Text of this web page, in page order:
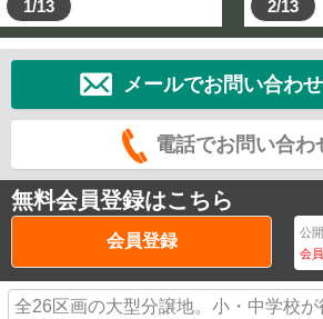
1/13 2/13
メールでお問い合わ
電話でお問い合わ
無料会員登録はこちら
会員登録 公
会
全26区画の大型分譲地。小・中学校